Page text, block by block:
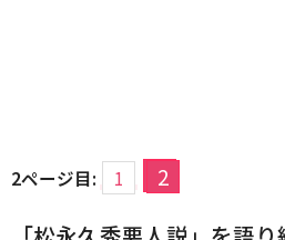
2ページ目: 1 2